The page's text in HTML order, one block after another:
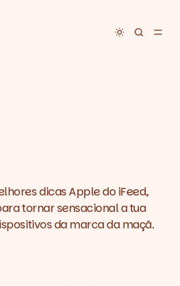
Toggle
dicas Apple do iFeed,
tornar sensacional a tua
da marca da maçã.